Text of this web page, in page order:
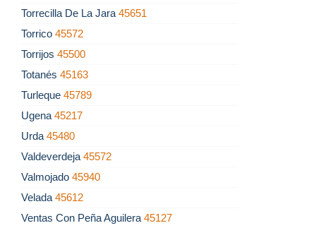
Torrecilla De La Jara 45651
Torrico 45572
Torrijos 45500
Totanés 45163
Turleque 45789
Ugena 45217
Urda 45480
Valdeverdeja 45572
Valmojado 45940
Velada 45612
Ventas Con Peña Aguilera 45127